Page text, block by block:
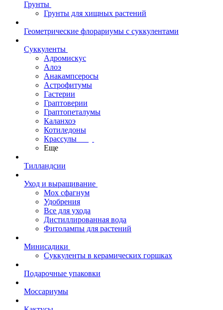
Грунты
Грунты для хищных растений
Геометрические флорариумы с суккулентами
Суккуленты
Адромискус
Алоэ
Анакампсеросы
Астрофитумы
Гастерии
Граптоверии
Граптопеталумы
Каланхоэ
Котиледоны
Крассулы
Еще
Тилландсии
Уход и выращивание
Мох сфагнум
Удобрения
Все для ухода
Дистиллированная вода
Фитолампы для растений
Минисадики
Суккуленты в керамических горшках
Подарочные упаковки
Моссариумы